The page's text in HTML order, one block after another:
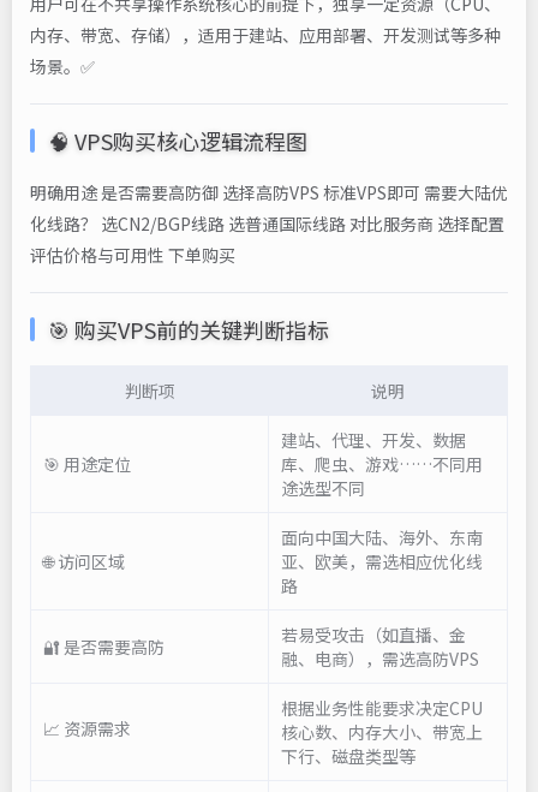
内存、带宽、存储），适用于建站、应用部署、开发测试等多种
场景。✅
🧠 VPS购买核心逻辑流程图
明确用途 是否需要高防御 选择高防VPS 标准VPS即可 需要大陆优
化线路？ 选CN2/BGP线路 选普通国际线路 对比服务商 选择配置
评估价格与可用性 下单购买
🎯 购买VPS前的关键判断指标
判断项 说明
🎯 用途定位
建站、代理、开发、数据
库、爬虫、游戏……不同用
途选型不同
🌐 访问区域
面向中国大陆、海外、东南
亚、欧美，需选相应优化线
路
🔐 是否需要高防
若易受攻击（如直播、金
融、电商），需选高防VPS
📈 资源需求
根据业务性能要求决定CPU
核心数、内存大小、带宽上
下行、磁盘类型等